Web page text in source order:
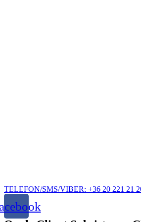
TELEFON/SMS/VIBER: +36 20 221 21